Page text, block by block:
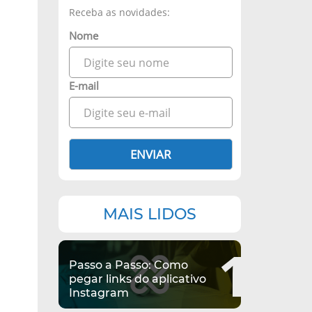
Receba as novidades:
Nome
E-mail
ENVIAR
MAIS LIDOS
1
Passo a Passo: Como
pegar links do aplicativo
Instagram